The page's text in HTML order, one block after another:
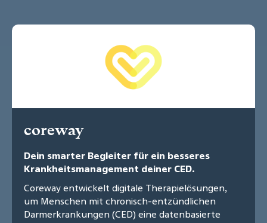
coreway
Dein smarter Begleiter für ein besseres
Krankheitsmanagement deiner CED.
Coreway entwickelt digitale Therapielösungen,
um Menschen mit chronisch-entzündlichen
Darmerkrankungen (CED) eine datenbasierte